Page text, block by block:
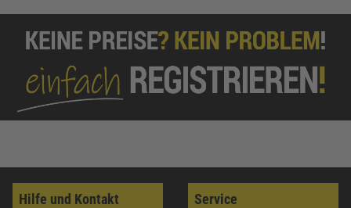
Hilfe und Kontakt Service